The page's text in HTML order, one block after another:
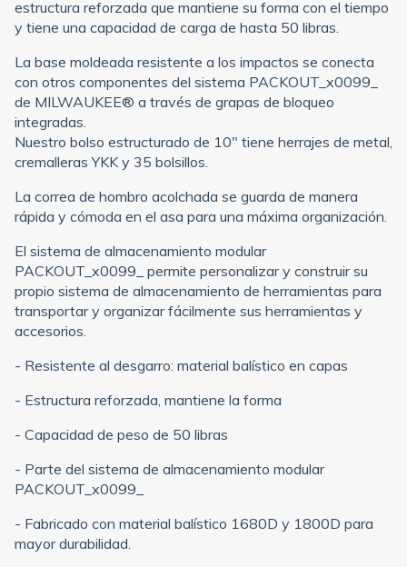
estructura reforzada que mantiene su forma con el tiempo
y tiene una capacidad de carga de hasta 50 libras.
La base moldeada resistente a los impactos se conecta
con otros componentes del sistema PACKOUT_x0099_
de MILWAUKEE® a través de grapas de bloqueo
integradas.
Nuestro bolso estructurado de 10" tiene herrajes de metal,
cremalleras YKK y 35 bolsillos.
La correa de hombro acolchada se guarda de manera
rápida y cómoda en el asa para una máxima organización.
El sistema de almacenamiento modular
PACKOUT_x0099_ permite personalizar y construir su
propio sistema de almacenamiento de herramientas para
transportar y organizar fácilmente sus herramientas y
accesorios.
- Resistente al desgarro: material balístico en capas
- Estructura reforzada, mantiene la forma
- Capacidad de peso de 50 libras
- Parte del sistema de almacenamiento modular
PACKOUT_x0099_
- Fabricado con material balístico 1680D y 1800D para
mayor durabilidad.